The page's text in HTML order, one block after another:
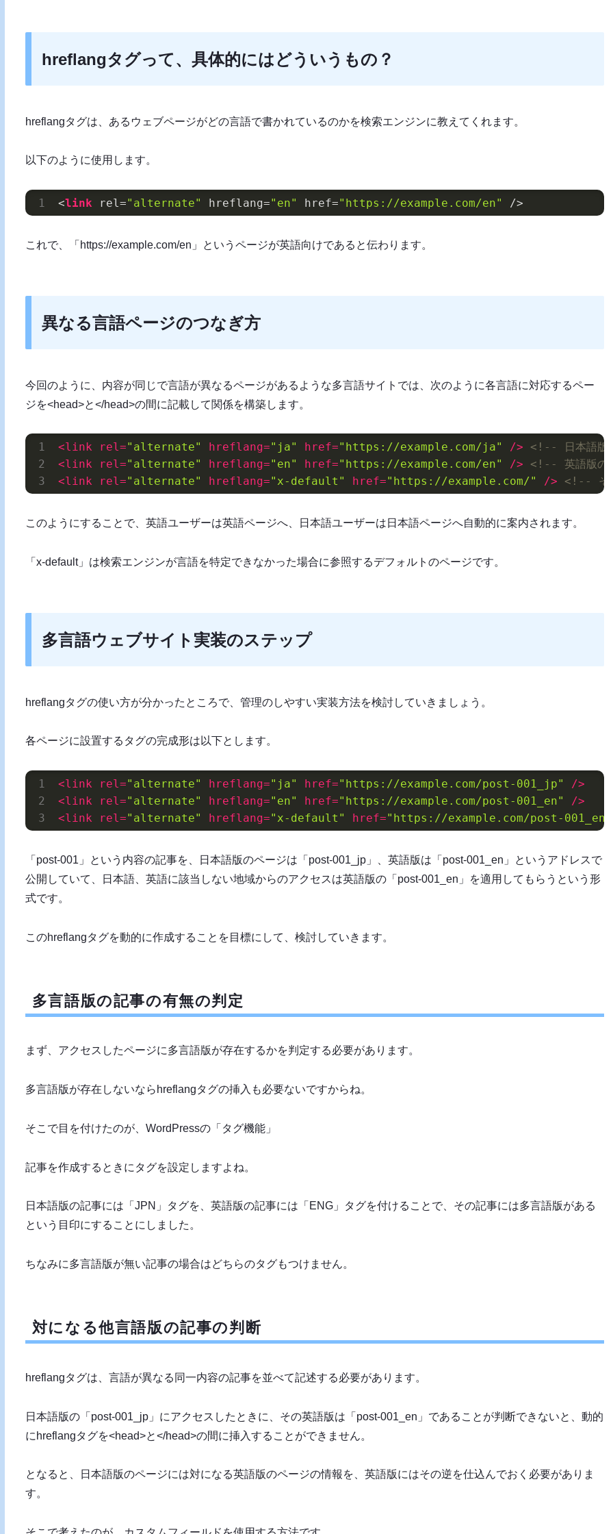
hreflangタグって、具体的にはどういうもの？
hreflangタグは、あるウェブページがどの言語で書かれているのかを検索エンジンに教えてくれます。
以下のように使用します。
<link rel="alternate" hreflang="en" href="https://example.com/en"
これで、「https://example.com/en」というページが英語向けであると伝わります。
異なる言語ページのつなぎ方
今回のように、内容が同じで言語が異なるページがあるような多言語サイトでは、次のように各言語に対応するペー
ジを<head>と</head>の間に記載して関係を構築します。
<link rel ="alternate" hreflang="ja" href="https://example.com/ja" />
<!-- 日本語版
<link rel ="alternate" hreflang="en" href="https://example.com/en" />
<!-- 英語版の
<link rel ="alternate" hreflang="x-default" href="https://example.com/" /> <!-- それ
このようにすることで、英語ユーザーは英語ページへ、日本語ユーザーは日本語ページへ自動的に案内されます。
「x-default」は検索エンジンが言語を特定できなかった場合に参照するデフォルトのページです。
多言語ウェブサイト実装のステップ
hreflangタグの使い方が分かったところで、管理のしやすい実装方法を検討していきましょう。
各ページに設置するタグの完成形は以下とします。
<link rel ="alternate" hreflang="ja" href="https://example.com/post-001_jp"
/>
<link rel ="alternate" hreflang="en" href="https://example.com/post-001_en"
/>
<link rel ="alternate" hreflang="x-default" href="https://example.com/post-001_en"
「post-001」という内容の記事を、日本語版のページは「post-001_jp」、英語版は「post-001_en」というアドレスで
公開していて、日本語、英語に該当しない地域からのアクセスは英語版の「post-001_en」を適用してもらうという形
式です。
このhreflangタグを動的に作成することを目標にして、検討していきます。
多言語版の記事の有無の判定
まず、アクセスしたページに多言語版が存在するかを判定する必要があります。
多言語版が存在しないならhreflangタグの挿入も必要ないですからね。
そこで目を付けたのが、WordPressの「タグ機能」
記事を作成するときにタグを設定しますよね。
日本語版の記事には「JPN」タグを、英語版の記事には「ENG」タグを付けることで、その記事には多言語版がある
という目印にすることにしました。
ちなみに多言語版が無い記事の場合はどちらのタグもつけません。
対になる他言語版の記事の判断
hreflangタグは、言語が異なる同一内容の記事を並べて記述する必要があります。
日本語版の「post-001_jp」にアクセスしたときに、その英語版は「post-001_en」であることが判断できないと、動的
にhreflangタグを<head>と</head>の間に挿入することができません。
となると、日本語版のページには対になる英語版のページの情報を、英語版にはその逆を仕込んでおく必要がありま
す。